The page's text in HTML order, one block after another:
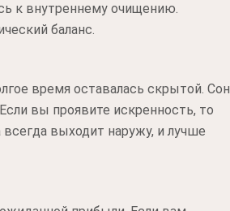
к внутреннему очищению.
баланс.
время оставалась скрытой. Сон
вы проявите искренность, то
выходит наружу, и лучше